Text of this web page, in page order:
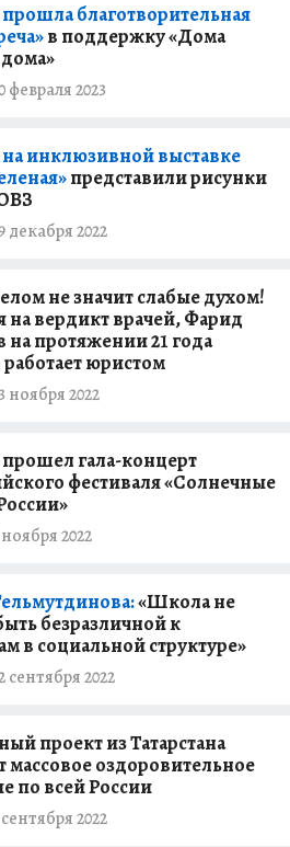
благотворительная
в поддержку «Дома
февраля 2023
инклюзивной выставке
представили рисунки
декабря 2022
не значит слабые духом!
на вердикт врачей, Фарид
на протяжении 21 года
юристом
ноября 2022
гала-концерт
фестиваля «Солнечные
2022
«Школа не
безразличной к
в социальной структуре»
сентября 2022
проект из Татарстана
массовое оздоровительное
по всей России
2022